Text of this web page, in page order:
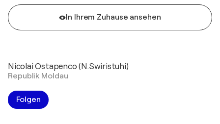
In Ihrem Zuhause ansehen
Nicolai Ostapenco (N.Swiristuhi)
Republik Moldau
Folgen